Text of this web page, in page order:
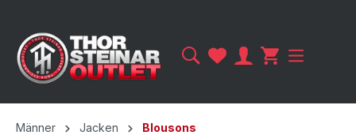
Männer Jacken Blousons